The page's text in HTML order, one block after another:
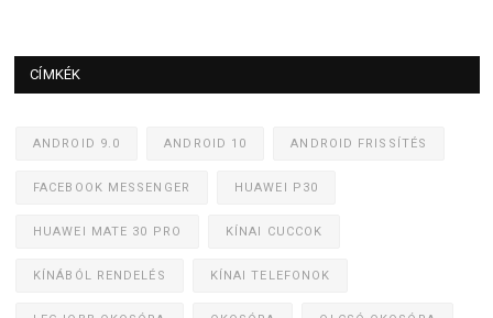
CÍMKÉK
ANDROID 9.0 ANDROID 10 ANDROID FRISSÍTÉS
FACEBOOK MESSENGER HUAWEI P30
HUAWEI MATE 30 PRO KÍNAI CUCCOK
KÍNÁBÓL RENDELÉS KÍNAI TELEFONOK